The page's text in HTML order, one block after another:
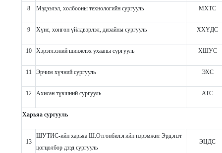
8 Мэдээлэл, холбооны технологийн сургууль МХТС
9 Хүнс, хөнгөн үйлдвэрлэл, дизайны сургууль ХХҮДС
10 Хэрэглээний шинжлэх ухааны сургууль ХШУС
11 Эрчим хүчний сургууль ЭХС
12 Ахисан түвшний сургууль АТС
Харьяа сургууль
13
ШУТИС-ийн харьяа Ш.Отгонбилэгийн нэрэмжит Эрдэнэт
цогцолбор дээд сургууль
ЭЦДС